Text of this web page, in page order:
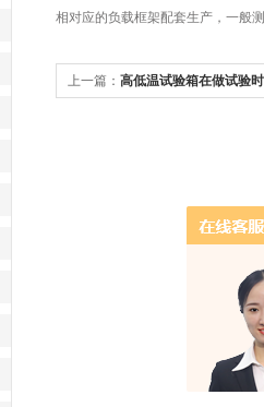
相对应的负载框架配套生产，一般
上一篇： 高低温试验箱在做试验